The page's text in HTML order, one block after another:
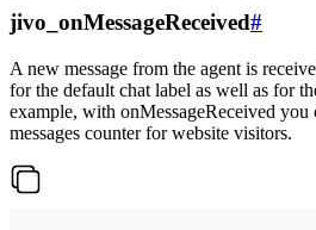
jivo_onMessageReceived#
A new message from the agent is
for the default chat label as well as for
example, with onMessageReceived you
messages counter for website visitors.